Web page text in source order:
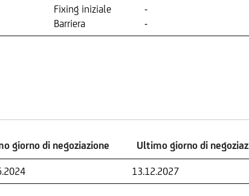
Fixing iniziale
Barriera
-
-
giorno di negoziazione
Ultimo giorno di
giorno di negoziazione Ultimo giorno di
13.12.2027